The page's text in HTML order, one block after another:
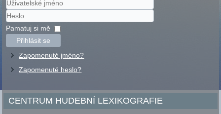
Uživatelské
jméno
Heslo
Pamatuj si mě
Přihlásit se
Zapomenuté jméno?
Zapomenuté heslo?
CENTRUM HUDEBNÍ LEXIKOGRAFIE